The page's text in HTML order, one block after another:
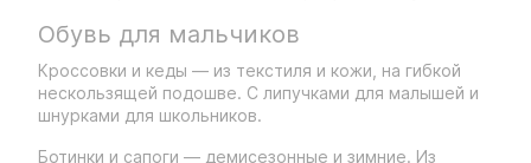
Обувь для мальчиков
Кроссовки и кеды — из текстиля и кожи, на гибкой
нескользящей подошве. С липучками для малышей и
шнурками для школьников.
Ботинки и сапоги — демисезонные и зимние. Из